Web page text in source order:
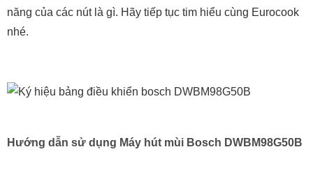
năng của các nút là gì. Hãy tiếp tục tim hiểu cùng Eurocook
nhé.
Hướng dẫn sử dụng Máy hút mùi Bosch DWBM98G50B